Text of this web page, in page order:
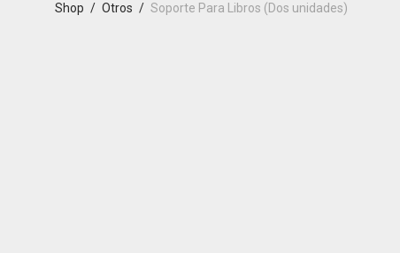
Shop / Otros / Soporte Para Libros (Dos unidades)